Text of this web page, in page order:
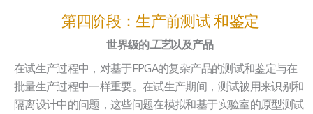
第四阶段：生产前测试 和鉴定
世界级的工艺以及产品
在试生产过程中，对基于FPGA的复杂产品的测试和鉴定与在
批量生产过程中一样重要。在试生产期间，测试被用来识别和
隔离设计中的问题，这些问题在模拟和基于实验室的原型测试